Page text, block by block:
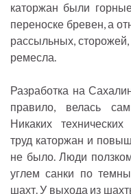
каторжан были
переноске бревен, а
рассыльных,
ремесла.
Разработка на
правило, велась
Никаких
труд каторжан и
не было. Люди
углем санки по
шахт. У выхода из